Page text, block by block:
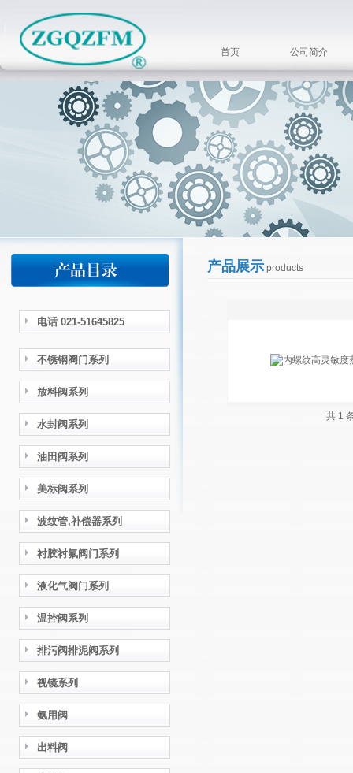
首页 公司简介
电话 021-51645825
不锈钢阀门系列
放料阀系列
水封阀系列
油田阀系列
美标阀系列
波纹管,补偿器系列
衬胶衬氟阀门系列
液化气阀门系列
温控阀系列
排污阀排泥阀系列
视镜系列
氨用阀
出料阀
产品展示products
共 1